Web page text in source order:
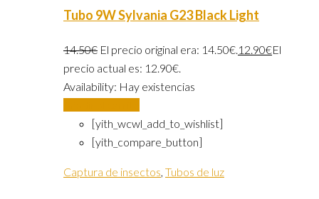
Tubo 9W Sylvania G23 Black Light
14.50€ El precio original era: 14.50€.12.90€El
precio actual es: 12.90€.
Availability: Hay existencias
[yith_wcwl_add_to_wishlist]
[yith_compare_button]
Captura de insectos, Tubos de luz